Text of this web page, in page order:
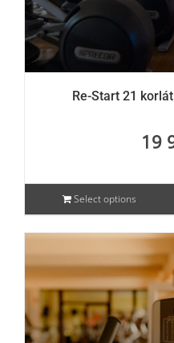
Blog
Kapcsolat
Karrier
Re-Start 21
19
Select options